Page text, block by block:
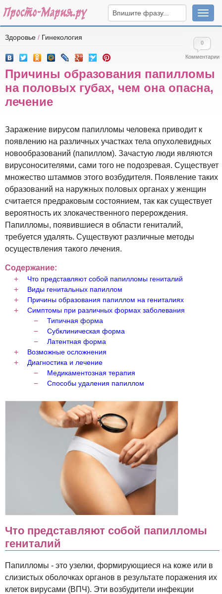
Здоровье / Гинекология
0
Комментарии
Причины образования папилломы
на половых губах, чем она опасна,
лечение
Заражение вирусом папилломы человека приводит к
появлению на различных участках тела опухолевидных
новообразований (папиллом). Зачастую люди являются
вирусоносителями, сами того не подозревая. Существует
множество штаммов этого возбудителя. Появление таких
образований на наружных половых органах у женщин
считается предраковым состоянием, так как существует
вероятность их злокачественного перерождения.
Папилломы, появившиеся в области гениталий,
требуется удалять. Существуют различные методы
осуществления такого лечения.
Содержание:
Что представляют собой папилломы гениталий
Виды генитальных папиллом
Причины образования папиллом на гениталиях
Симптомы при различных формах заболевания
Типичная форма
Субклиническая форма
Латентная форма
Возможные осложнения
Диагностика и лечение
Медикаментозная терапия
Способы удаления папиллом
Что представляют собой папилломы
гениталий
Папилломы - это узелки, формирующиеся на коже или в
слизистых оболочках органов в результате поражения их
клеток вирусами (ВПЧ). Эти возбудители инфекции